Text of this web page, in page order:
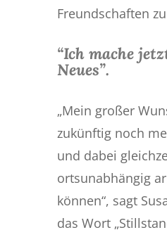
Freundschaften
“Ich mache
Neues”.
„Mein großer
zukünftig noch
und dabei
ortsunabhängig
können“, sagt
das Wort